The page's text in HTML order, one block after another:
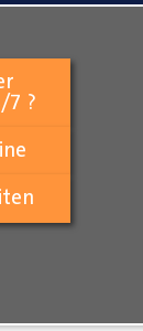
7 ?